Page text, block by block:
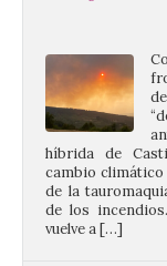
híbrida de
cambio climático
de la
de los
vuelve a […]